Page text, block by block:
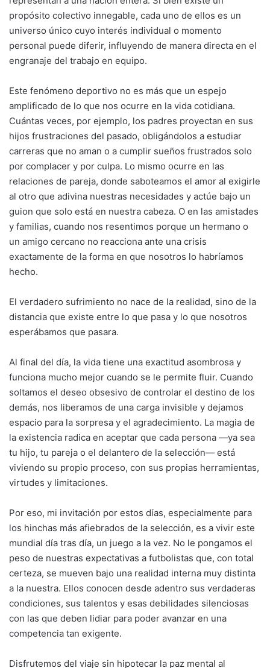
propósito colectivo innegable, cada uno de ellos es un
universo único cuyo interés individual o momento
personal puede diferir, influyendo de manera directa en el
engranaje del trabajo en equipo.
Este fenómeno deportivo no es más que un espejo
amplificado de lo que nos ocurre en la vida cotidiana.
Cuántas veces, por ejemplo, los padres proyectan en sus
hijos frustraciones del pasado, obligándolos a estudiar
carreras que no aman o a cumplir sueños frustrados solo
por complacer y por culpa. Lo mismo ocurre en las
relaciones de pareja, donde saboteamos el amor al exigirle
al otro que adivina nuestras necesidades y actúe bajo un
guion que solo está en nuestra cabeza. O en las amistades
y familias, cuando nos resentimos porque un hermano o
un amigo cercano no reacciona ante una crisis
exactamente de la forma en que nosotros lo habríamos
hecho.
El verdadero sufrimiento no nace de la realidad, sino de la
distancia que existe entre lo que pasa y lo que nosotros
esperábamos que pasara.
Al final del día, la vida tiene una exactitud asombrosa y
funciona mucho mejor cuando se le permite fluir. Cuando
soltamos el deseo obsesivo de controlar el destino de los
demás, nos liberamos de una carga invisible y dejamos
espacio para la sorpresa y el agradecimiento. La magia de
la existencia radica en aceptar que cada persona —ya sea
tu hijo, tu pareja o el delantero de la selección— está
viviendo su propio proceso, con sus propias herramientas,
virtudes y limitaciones.
Por eso, mi invitación por estos días, especialmente para
los hinchas más afiebrados de la selección, es a vivir este
mundial día tras día, un juego a la vez. No le pongamos el
peso de nuestras expectativas a futbolistas que, con total
certeza, se mueven bajo una realidad interna muy distinta
a la nuestra. Ellos conocen desde adentro sus verdaderas
condiciones, sus talentos y esas debilidades silenciosas
con las que deben lidiar para poder avanzar en una
competencia tan exigente.
Disfrutemos del viaje sin hipotecar la paz mental al